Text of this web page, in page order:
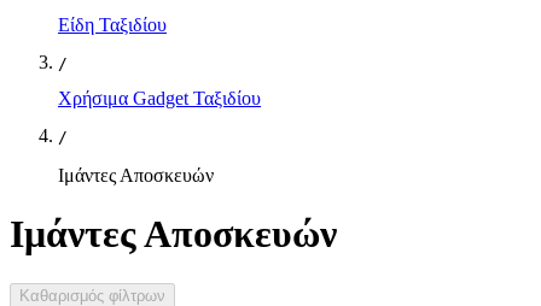
Είδη Ταξιδίου
/
Χρήσιμα Gadget Ταξιδίου
/
Ιμάντες Αποσκευών
Ιμάντες Αποσκευών
Καθαρισμός φίλτρων